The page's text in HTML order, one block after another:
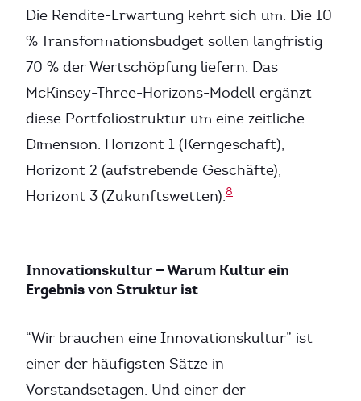
Die Rendite-Erwartung kehrt sich um: Die 10
% Transformationsbudget sollen langfristig
70 % der Wertschöpfung liefern. Das
McKinsey-Three-Horizons-Modell ergänzt
diese Portfoliostruktur um eine zeitliche
Dimension: Horizont 1 (Kerngeschäft),
Horizont 2 (aufstrebende Geschäfte),
Horizont 3 (Zukunftswetten).8
Innovationskultur — Warum Kultur ein
Ergebnis von Struktur ist
“Wir brauchen eine Innovationskultur” ist
einer der häufigsten Sätze in
Vorstandsetagen. Und einer der